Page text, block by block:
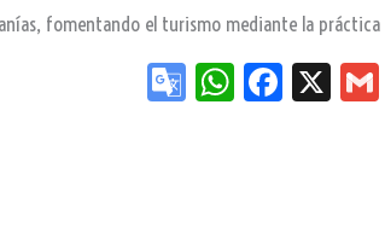
fomentando el turismo mediante la práctica
Go W
Fa
X